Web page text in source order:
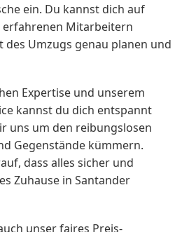
ein. Du kannst dich auf
Mitarbeitern
des Umzugs genau planen und
Expertise und unserem
kannst du dich entspannt
uns um den reibungslosen
Gegenstände kümmern.
dass alles sicher und
Zuhause in Santander
unser faires Preis-